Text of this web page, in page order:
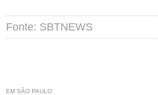
Fonte: SBTNEWS
EM SÃO PAULO